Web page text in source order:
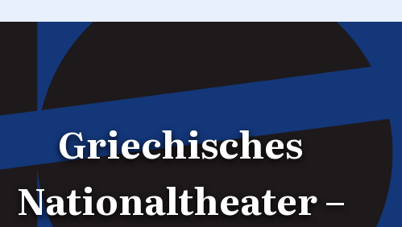
Griechisches
Nationaltheater –